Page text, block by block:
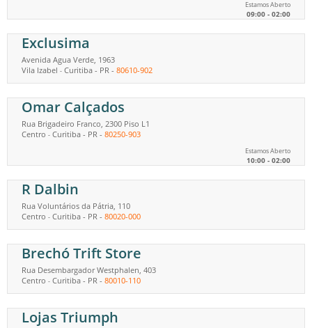
Estamos Aberto
09:00 - 02:00
Exclusima
Avenida Agua Verde, 1963
Vila Izabel - Curitiba - PR - 80610-902
Omar Calçados
Rua Brigadeiro Franco, 2300 Piso L1
Centro - Curitiba - PR - 80250-903
Estamos Aberto
10:00 - 02:00
R Dalbin
Rua Voluntários da Pátria, 110
Centro - Curitiba - PR - 80020-000
Brechó Trift Store
Rua Desembargador Westphalen, 403
Centro - Curitiba - PR - 80010-110
Lojas Triumph